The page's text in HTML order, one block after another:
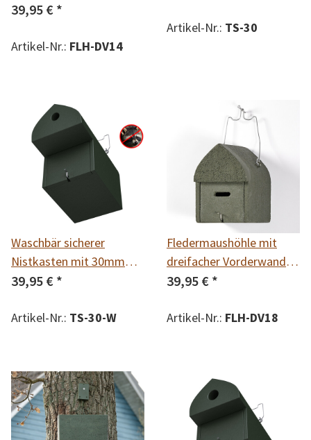
39,95 € *
Artikel-Nr.: FLH-DV14
Artikel-Nr.: TS-30
Waschbär sicherer
Nistkasten mit 30mm
Einflugloch für
39,95 € *
Artikel-Nr.: TS-30-W
Fledermaushöhle mit
dreifacher Vorderwand
18mm
39,95 € *
Artikel-Nr.: FLH-DV18